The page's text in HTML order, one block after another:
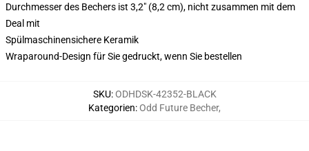
Durchmesser des Bechers ist 3,2" (8,2 cm), nicht zusammen mit dem
Deal mit
Spülmaschinensichere Keramik
Wraparound-Design für Sie gedruckt, wenn Sie bestellen
SKU:ODHDSK-42352-BLACK
Kategorien:Odd Future Becher,